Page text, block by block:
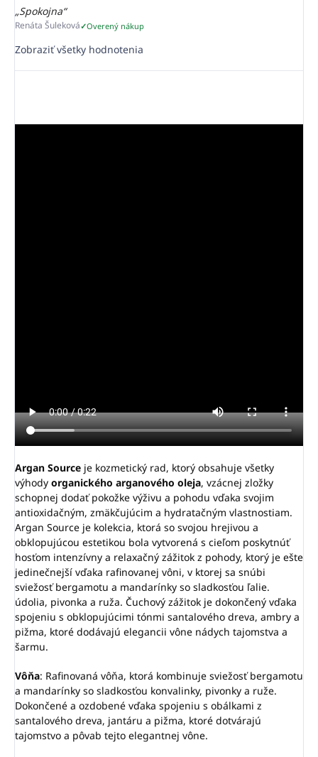
„Spokojna“
Renáta Šuleková Overený nákup
Zobraziť všetky hodnotenia
Argan Source je kozmetický rad, ktorý obsahuje všetky
výhody organického arganového oleja, vzácnej zložky
schopnej dodať pokožke výživu a pohodu vďaka svojim
antioxidačným, zmäkčujúcim a hydratačným vlastnostiam.
Argan Source je kolekcia, ktorá so svojou hrejivou a
obklopujúcou estetikou bola vytvorená s cieľom poskytnúť
hosťom intenzívny a relaxačný zážitok z pohody, ktorý je ešte
jedinečnejší vďaka rafinovanej vôni, v ktorej sa snúbi
sviežosť bergamotu a mandarínky so sladkosťou ľalie.
údolia, pivonka a ruža. Čuchový zážitok je dokončený vďaka
spojeniu s obklopujúcimi tónmi santalového dreva, ambry a
pižma, ktoré dodávajú elegancii vône nádych tajomstva a
šarmu.
Vôňa: Rafinovaná vôňa, ktorá kombinuje sviežosť bergamotu
a mandarínky so sladkosťou konvalinky, pivonky a ruže.
Dokončené a ozdobené vďaka spojeniu s obálkami z
santalového dreva, jantáru a pižma, ktoré dotvárajú
tajomstvo a pôvab tejto elegantnej vône.